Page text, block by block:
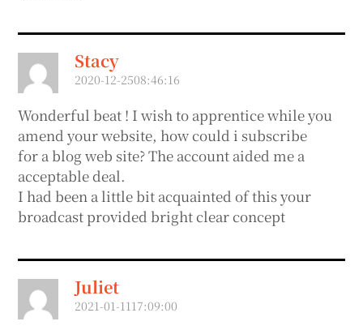
Stacy
2020-12-2508:46:16
Wonderful beat ! I wish to apprentice while you
amend your website, how could i subscribe
for a blog web site? The account aided me a
acceptable deal.
I had been a little bit acquainted of this your
broadcast provided bright clear concept
Juliet
2021-01-1117:09:00